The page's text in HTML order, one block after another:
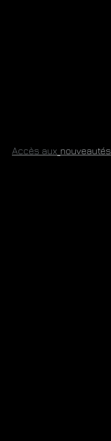
Accès aux ​nouveautés